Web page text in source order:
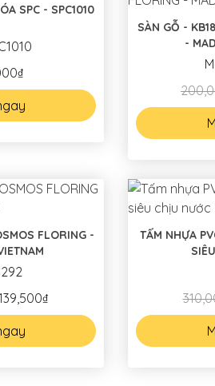
SPC - SPC1010
SÀN GỖ - KB1881- KOSMOS
-
TẤM NHỰA